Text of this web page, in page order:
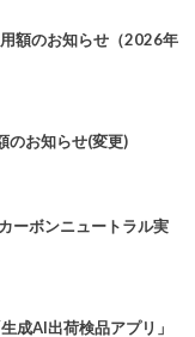
額のお知らせ（2026年
お知らせ(変更)
ーボンニュートラル実
成AI出荷検品アプリ」